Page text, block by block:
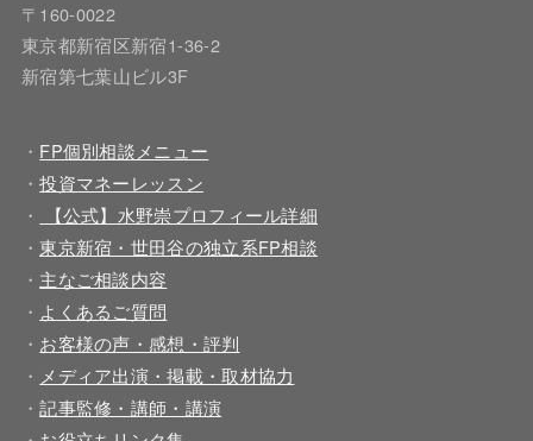
〒160-0022
東京都新宿区新宿1-36-2
新宿第七葉山ビル3F
・ FP個別相談メニュー
・投資マネーレッスン
・
【公式】水野崇プロフィール詳細
・東京新宿・世田谷の独立系FP相談
・ 主なご相談内容
・ よくあるご質問
・ お客様の声・感想・評判
・ メディア出演・掲載・取材協力
・記事監修・講師・講演